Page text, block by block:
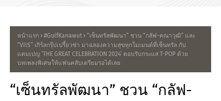
หน้าแรก #GulfKanawut
“เซ็นทรัลพัฒนา” ชวน “กลัฟ-คณาวุฒิ” และ
“VIIS” เกิร์ลกรุ๊ปเปรี้ยวซ่า มาฉลองความสุขทุกโมเมนต์ที่เซ็นทรัล กับ
แคมเปญ ‘THE GREAT CELEBRATION 2024’ ตอบรับกระแส T-POP ด้วย
บทเพลงพิเศษให้แฟนคลับเตรียมรอได้เลย
“เซ็นทรัลพัฒนา” ชวน “กลัฟ-